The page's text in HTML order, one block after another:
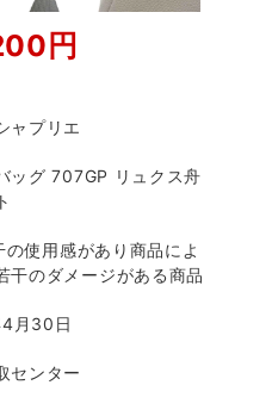
円
ャプリエ
ッグ 707GP リュクス舟
使用感があり商品によ
干のダメージがある商品
月30日
センター